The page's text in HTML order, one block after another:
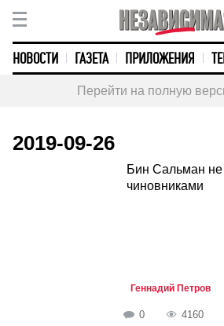
НОВОСТИ ГАЗЕТА ПРИЛОЖЕНИЯ
Перейти на полную
2019-09-26
Бин Сальман не
чиновниками
Геннадий Петров
0 4160